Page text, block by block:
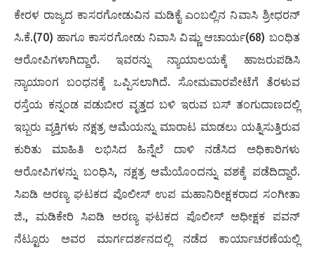
ಕೇರಳ ರಾಜ್ಯದ ಕಾಸರಗೋಡುವಿನ ಮಡಿಕೈ ಎಂಬಲ್ಲಿನ ನಿವಾಸಿ ಶ್ರೀಧರನ್
ಸಿ.ಕೆ.(70) ಹಾಗೂ ಕಾಸರಗೋಡು ನಿವಾಸಿ ವಿಷ್ಣು ಆಚಾರ್ಯ(68) ಬಂಧಿತ
ಆರೋಪಿಗಳಾಗಿದ್ದಾರೆ. ಇವರನ್ನು ನ್ಯಾಯಾಲಯಕ್ಕೆ ಹಾಜರುಪಡಿಸಿ
ನ್ಯಾಯಾಂಗ ಬಂಧನಕ್ಕೆ ಒಪ್ಪಿಸಲಾಗಿದೆ. ಸೋಮವಾರಪೇಟೆಗೆ ತೆರಳುವ
ರಸ್ತೆಯ ಕನ್ನಂಡ ಪಡುಬೀರ ವೃತ್ತದ ಬಳಿ ಇರುವ ಬಸ್ ತಂಗುದಾಣದಲ್ಲಿ
ಇಬ್ಬರು ವ್ಯಕ್ತಿಗಳು ನಕ್ಷತ್ರ ಆಮೆಯನ್ನು ಮಾರಾಟ ಮಾಡಲು ಯತ್ನಿಸುತ್ತಿರುವ
ಕುರಿತು ಮಾಹಿತಿ ಲಭಿಸಿದ ಹಿನ್ನೆಲೆ ದಾಳಿ ನಡೆಸಿದ ಅಧಿಕಾರಿಗಳು
ಆರೋಪಿಗಳನ್ನು ಬಂಧಿಸಿ, ನಕ್ಷತ್ರ ಆಮೆಯೊಂದನ್ನು ವಶಕ್ಕೆ ಪಡೆದಿದ್ದಾರೆ.
ಸಿಐಡಿ ಅರಣ್ಯ ಘಟಕದ ಪೊಲೀಸ್ ಉಪ ಮಹಾನಿರೀಕ್ಷಕರಾದ ಸಂಗೀತಾ
ಜಿ., ಮಡಿಕೇರಿ ಸಿಐಡಿ ಅರಣ್ಯ ಘಟಕದ ಪೊಲೀಸ್ ಅಧೀಕ್ಷಕ ಪವನ್
ನೆಟ್ಟೂರು ಅವರ ಮಾರ್ಗದರ್ಶನದಲ್ಲಿ ನಡೆದ ಕಾರ್ಯಾಚರಣೆಯಲ್ಲಿ